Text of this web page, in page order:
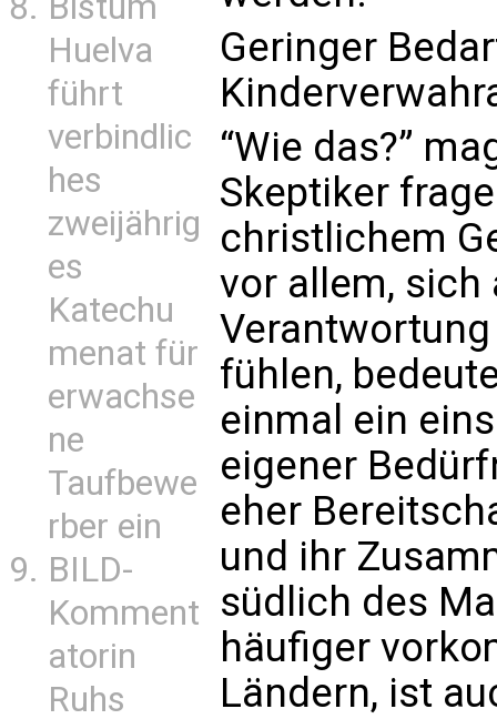
Huelva
führt
verbindlic
hes
zweijährig
es
Katechu
menat für
erwachse
ne
Taufbewe
rber ein
BILD-
Komment
atorin
Ruhs
Geringer
“Wie das?”
Skeptiker
christlichem
vor allem, sich
fühlen,
einmal ein
eigener
eher
und ihr
südlich des
häufiger
Ländern, ist